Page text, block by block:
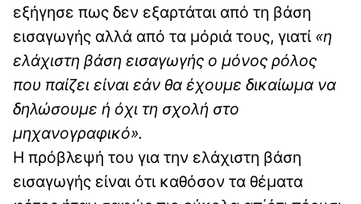
εξήγησε πως δεν εξαρτάται από τη βάση
εισαγωγής αλλά από τα μόριά τους, γιατί «η
ελάχιστη βάση εισαγωγής ο μόνος ρόλος
που παίζει είναι εάν θα έχουμε δικαίωμα να
δηλώσουμε ή όχι τη σχολή στο
μηχανογραφικό».
Η πρόβλεψή του για την ελάχιστη βάση
εισαγωγής είναι ότι καθόσον τα θέματα